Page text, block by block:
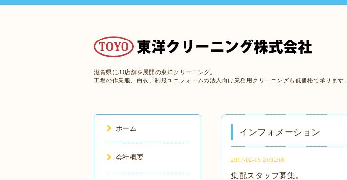
滋賀県に30店舗を展開の東洋クリーニング。
工場の作業服、白衣、制服ユニフォームの法人向け業務用クリーニングも低価格で承ります。
インフォメーション
2017-02-15 20:02:00
集配スタッフ募集。
ホーム
会社概要